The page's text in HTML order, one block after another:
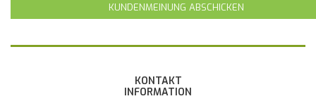
KUNDENMEINUNG ABSCHICKEN
KONTAKT
INFORMATION